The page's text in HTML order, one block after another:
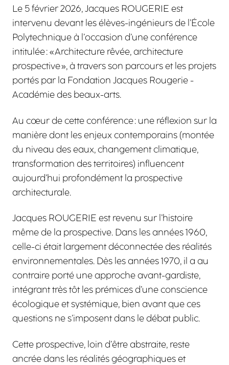
Le 5 février 2026, Jacques ROUGERIE est
intervenu devant les élèves-ingénieurs de l’École
Polytechnique à l’occasion d’une conférence
intitulée : « Architecture rêvée, architecture
prospective », à travers son parcours et les projets
portés par la Fondation Jacques Rougerie -
Académie des beaux-arts.
Au cœur de cette conférence : une réflexion sur la
manière dont les enjeux contemporains (montée
du niveau des eaux, changement climatique,
transformation des territoires) influencent
aujourd’hui profondément la prospective
architecturale.
Jacques ROUGERIE est revenu sur l’histoire
même de la prospective. Dans les années 1960,
celle-ci était largement déconnectée des réalités
environnementales. Dès les années 1970, il a au
contraire porté une approche avant-gardiste,
intégrant très tôt les prémices d’une conscience
écologique et systémique, bien avant que ces
questions ne s’imposent dans le débat public.
Cette prospective, loin d’être abstraite, reste
ancrée dans les réalités géographiques et